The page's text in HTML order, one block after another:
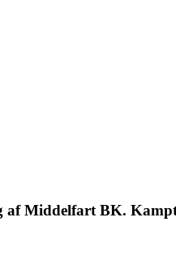
af Middelfart BK.